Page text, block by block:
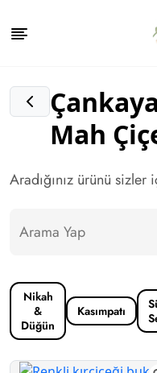
Mah
Aradığınız ürünü
Nikah
&
Düğün
Kasımpatı